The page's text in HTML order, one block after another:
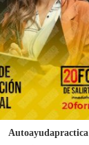
Autoayudapractica